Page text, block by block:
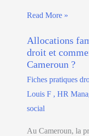
Read More »
Allocations
droit et
Cameroun ?
Fiches pratiques
Louis F , HR
social
Au Cameroun, la